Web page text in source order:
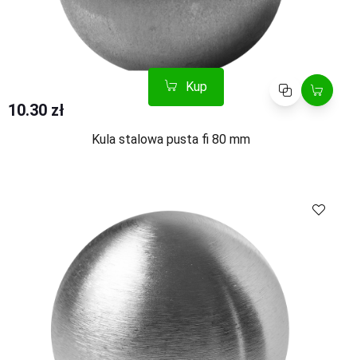
Kup Porównaj
10.30 zł
Kula stalowa pusta fi 80 mm